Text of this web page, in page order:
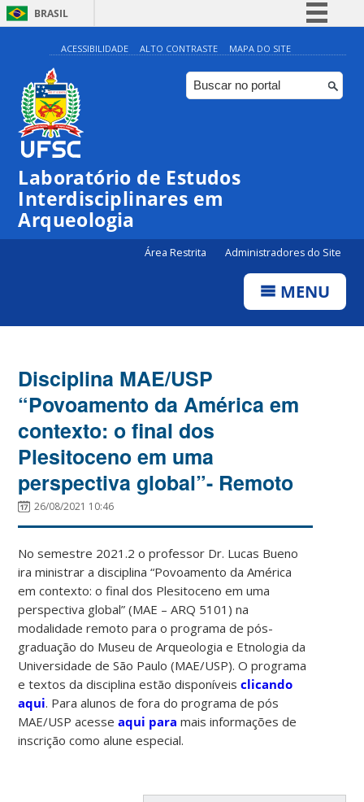
BRASIL
Simplifique!
Comunica BR
Participe
ACESSIBILIDADE ALTO CONTRASTE MAPA DO SITE
Laboratório de Estudos
Interdisciplinares em
Arqueologia
Área Restrita Administradores do Site
MENU
Disciplina MAE/USP
“Povoamento da América em
contexto: o final dos
Plesitoceno em uma
perspectiva global”- Remoto
26/08/2021 10:46
No semestre 2021.2 o professor Dr. Lucas Bueno
ira ministrar a disciplina “Povoamento da América
em contexto: o final dos Plesitoceno em uma
perspectiva global” (MAE – ARQ 5101) na
modalidade remoto para o programa de pós-
graduação do Museu de Arqueologia e Etnologia da
Universidade de São Paulo (MAE/USP). O programa
e textos da disciplina estão disponíveisclicando
aqui. Para alunos de fora do programa de pós
MAE/USP acesseaqui para mais informações de
inscrição como alune especial.